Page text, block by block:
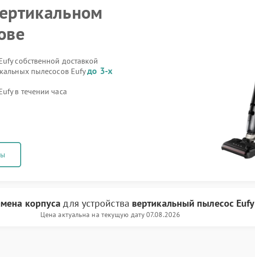
собственной доставкой
пылесосов Eufyдо 3-х
в течении часа
корпуса для устройства вертикальный пылесос Eufy
Цена актуальна на текущую дату 07.08.2026